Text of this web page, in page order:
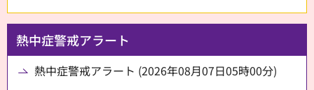
熱中症警戒アラート
熱中症警戒アラート (2026年08月07日05時00分)